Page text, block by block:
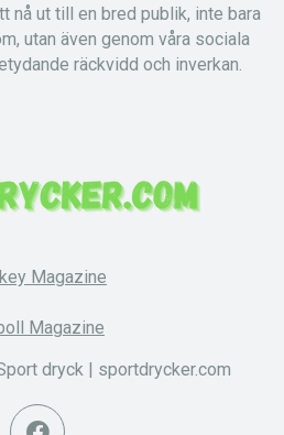
dryck | sportdrycker.com
nå ut till en bred publik, inte bara
utan även genom våra sociala
räckvidd och inverkan.
Magazine
Magazine